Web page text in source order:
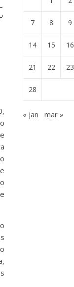
7 8 9
14 15 16
21 22 23
28
« jan mar »